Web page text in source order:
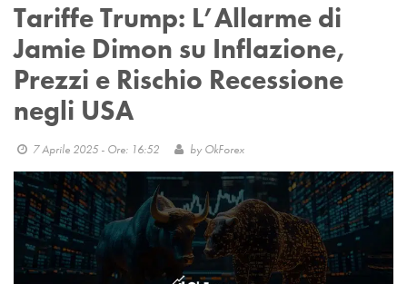
Tariffe Trump: L’Allarme di
Jamie Dimon su Inflazione,
Prezzi e Rischio Recessione
negli USA
7 Aprile 2025 - Ore: 16:52 by OkForex